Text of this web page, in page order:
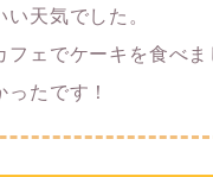
い天気でした。
フェでケーキを食べま
ったです！